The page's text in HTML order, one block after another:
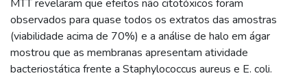
MTT revelaram que efeitos não citotóxicos foram
observados para quase todos os extratos das amostras
(viabilidade acima de 70%) e a análise de halo em ágar
mostrou que as membranas apresentam atividade
bacteriostática frente a Staphylococcus aureus e E. coli.